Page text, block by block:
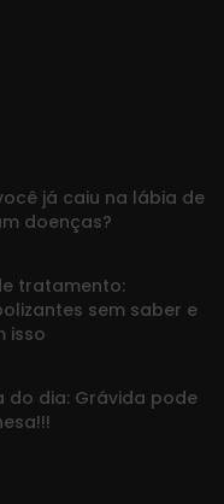
já caiu na lábia de
doenças?
tratamento:
sem saber e
isso
do dia: Grávida pode